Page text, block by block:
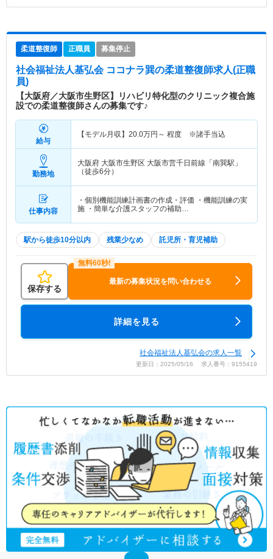
柔道整復師 正職員 募集停止
社会福祉法人基弘会 ココナラ巽の柔道整復師求人(正職
員)
【大阪府／大阪市生野区】リハビリ特化型のクリニック複合施
設での柔道整復師さんの募集です♪
給与
【モデル月収】 20.0万円～ 程度 ※諸手当込
勤務地
大阪府 大阪市生野区 大阪市営千日前線「南巽駅」
（徒歩6分）
仕事内容
・個別機能訓練計画書の作成・評価 ・機能訓練の実
施 ・簡単な介護スタッフの補助…
駅から徒歩10分以内 残業少なめ 託児所・育児補助
保存する
最新の募集状況を問い合わせる
詳細を見る
社会福祉法人基弘会の求人一覧
更新日：2025/05/16 求人番号：9155419